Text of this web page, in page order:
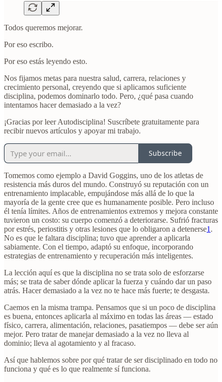
Todos queremos mejorar.
Por eso escribo.
Por eso estás leyendo esto.
Nos fijamos metas para nuestra salud, carrera, relaciones y
crecimiento personal, creyendo que si aplicamos suficiente
disciplina, podemos dominarlo todo. Pero, ¿qué pasa cuando
intentamos hacer demasiado a la vez?
¡Gracias por leer Autodisciplina! Suscríbete gratuitamente para
recibir nuevos artículos y apoyar mi trabajo.
Subscribe
Tomemos como ejemplo a David Goggins, uno de los atletas de
resistencia más duros del mundo. Construyó su reputación con un
entrenamiento implacable, empujándose más allá de lo que la
mayoría de la gente cree que es humanamente posible. Pero incluso
él tenía límites. Años de entrenamientos extremos y mejora constante
tuvieron un costo: su cuerpo comenzó a deteriorarse. Sufrió fracturas
por estrés, periostitis y otras lesiones que lo obligaron a detenerse1 .
No es que le faltara disciplina; tuvo que aprender a aplicarla
sabiamente. Con el tiempo, adaptó su enfoque, incorporando
estrategias de entrenamiento y recuperación más inteligentes.
La lección aquí es que la disciplina no se trata solo de esforzarse
más; se trata de saber dónde aplicar la fuerza y cuándo dar un paso
atrás. Hacer demasiado a la vez no te hace más fuerte; te desgasta.
Caemos en la misma trampa. Pensamos que si un poco de disciplina
es buena, entonces aplicarla al máximo en todas las áreas — estado
físico, carrera, alimentación, relaciones, pasatiempos — debe ser aún
mejor. Pero tratar de manejar demasiado a la vez no lleva al
dominio; lleva al agotamiento y al fracaso.
Así que hablemos sobre por qué tratar de ser disciplinado en todo no
funciona y qué es lo que realmente sí funciona.